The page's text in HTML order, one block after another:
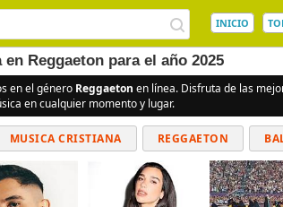
INICIO
Reggaeton para el año 2025
en el género Reggaeton en línea. Disfruta de las
en cualquier momento y lugar.
MUSICA CRISTIANA REGGAETON